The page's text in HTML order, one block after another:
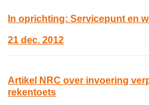
In oprichting: Servicepunt en
21 dec. 2012
Artikel NRC over invoering
rekentoets